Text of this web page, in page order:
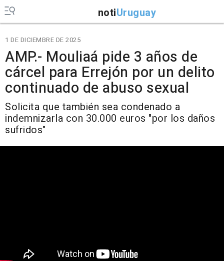
notiUruguay
1 DE DICIEMBRE DE 2025
AMP.- Mouliaá pide 3 años de
cárcel para Errejón por un delito
continuado de abuso sexual
Solicita que también sea condenado a
indemnizarla con 30.000 euros "por los daños
sufridos"